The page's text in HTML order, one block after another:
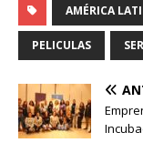
AMÉRICA
PELICULAS